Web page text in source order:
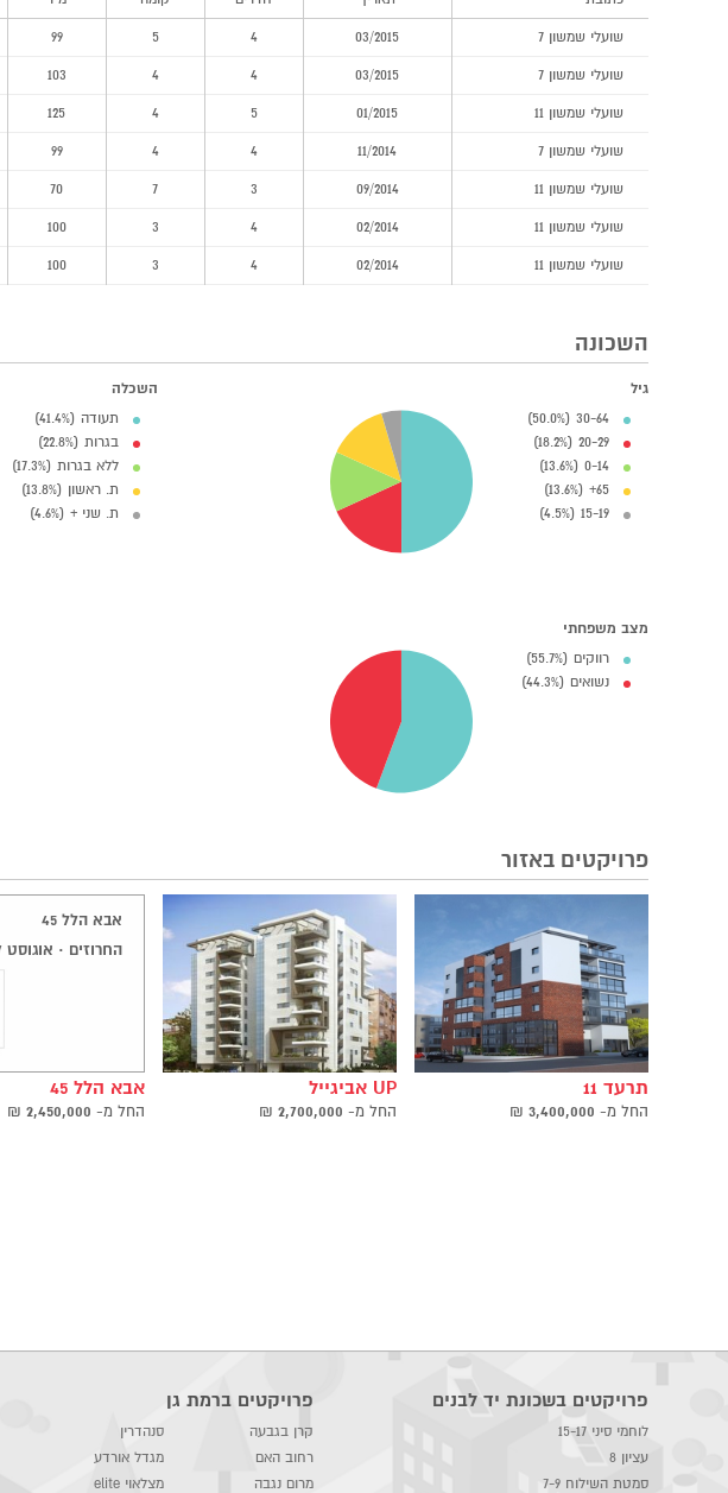
שועלי שמשון 7 03/2015
4
5
99
שועלי שמשון 7 03/2015
4
4
103
שועלי שמשון 11 01/2015
5
4
125
שועלי שמשון 7 11/2014
4
4
99
שועלי שמשון 11 09/2014
3
7
70
שועלי שמשון 11 02/2014
4
3
100
שועלי שמשון 11 02/2014
4
3
100
השכונה
גיל
30-64 (50.0%)
20-29 (18.2%)
0-14 (13.6%)
65+ (13.6%)
15-19 (4.5%)
השכלה
תעודה (41.4%)
בגרות (22.8%)
ללא בגרות (17.3%)
ת. ראשון (13.8%)
ת. שני + (4.6%)
מצב משפחתי
רווקים (55.7%)
נשואים (44.3%)
פרויקטים באזור
תרעד 11
החל ‫מ- 3,400,000
₪
UP אביגייל
החל ‫מ- 2,700,000
₪
אבא הלל 45
החרוזים · אוגוסט 2017
אבא הלל 45
החל ‫מ- 2,450,000
₪
פרויקטים בשכונת יד לבנים
לוחמי סיני 15-17
עציון 8
סמטת השילוח 7-9
פרויקטים ברמת גן
קרן בגבעה
רחוב האם
מרום נגבה
סנהדרין
מגדל אורדע
מצלאוי elite